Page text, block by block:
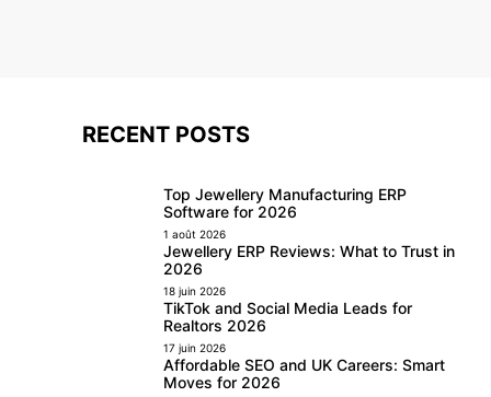
RECENT POSTS
Top Jewellery Manufacturing ERP
Software for 2026
1 août 2026
Jewellery ERP Reviews: What to Trust in
2026
18 juin 2026
TikTok and Social Media Leads for
Realtors 2026
17 juin 2026
Affordable SEO and UK Careers: Smart
Moves for 2026